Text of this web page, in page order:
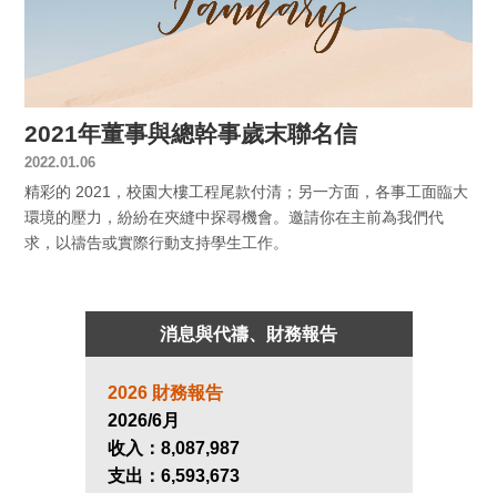
2021年董事與總幹事歲末聯名信
2022.01.06
精彩的 2021，校園大樓工程尾款付清；另一方面，各事工面臨大
環境的壓力，紛紛在夾縫中探尋機會。邀請你在主前為我們代
求，以禱告或實際行動支持學生工作。
消息與代禱、財務報告
2026 財務報告
2026/6月
收入：8,087,987
支出：6,593,673